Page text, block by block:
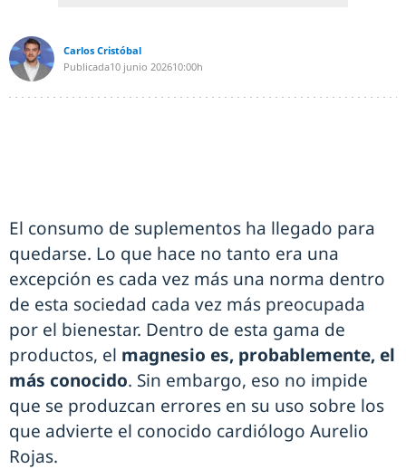
Carlos Cristóbal
Publicada10 junio 202610:00h
El consumo de suplementos ha llegado para
quedarse. Lo que hace no tanto era una
excepción es cada vez más una norma dentro
de esta sociedad cada vez más preocupada
por el bienestar. Dentro de esta gama de
productos, el magnesio es, probablemente, el
más conocido. Sin embargo, eso no impide
que se produzcan errores en su uso sobre los
que advierte el conocido cardiólogo Aurelio
Rojas.